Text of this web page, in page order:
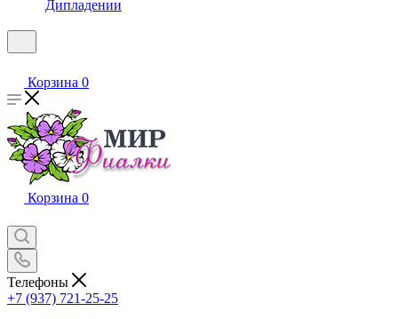
Дипладении
Корзина 0
Корзина 0
Телефоны
+7 (937) 721-25-25